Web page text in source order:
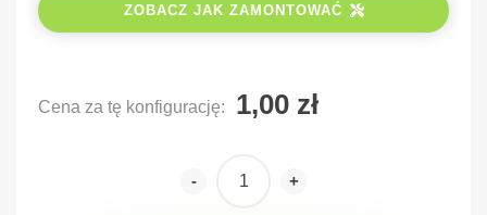
ZOBACZ JAK ZAMONTOWAĆ
Cena za tę konfigurację:
- +